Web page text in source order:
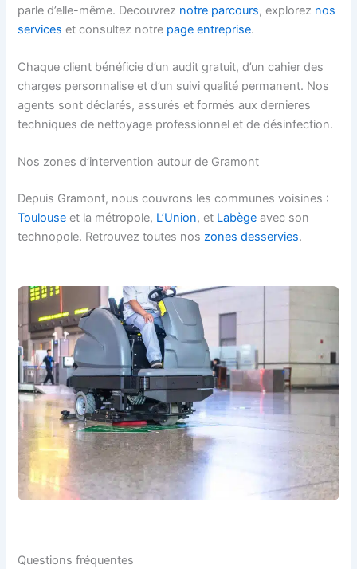
parle d’elle-même. Decouvrez notre parcours, explorez nos
services et consultez notre page entreprise.
Chaque client bénéficie d’un audit gratuit, d’un cahier des
charges personnalise et d’un suivi qualité permanent. Nos
agents sont déclarés, assurés et formés aux dernieres
techniques de nettoyage professionnel et de désinfection.
Nos zones d’intervention autour de Gramont
Depuis Gramont, nous couvrons les communes voisines :
Toulouse et la métropole, L’Union, et Labège avec son
technopole. Retrouvez toutes noszones desservies.
Questions fréquentes